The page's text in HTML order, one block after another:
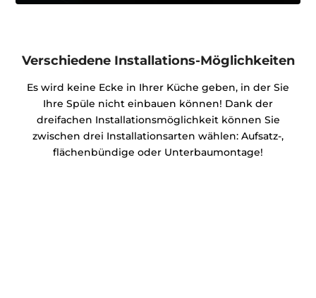
Verschiedene Installations-Möglichkeiten
Es wird keine Ecke in Ihrer Küche geben, in der Sie
Ihre Spüle nicht einbauen können! Dank der
dreifachen Installationsmöglichkeit können Sie
zwischen drei Installationsarten wählen: Aufsatz-,
flächenbündige oder Unterbaumontage!